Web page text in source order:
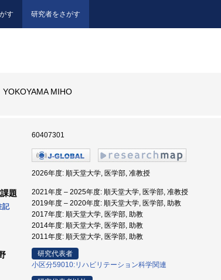
す 研究者をさがす
YOKOYAMA MIHO
60407301
2026年度: 順天堂大学, 医学部, 准教授
題
記
2021年度 – 2025年度: 順天堂大学, 医学部, 准教授
2019年度 – 2020年度: 順天堂大学, 医学部, 助教
2017年度: 順天堂大学, 医学部, 助教
2014年度: 順天堂大学, 医学部, 助教
2011年度: 順天堂大学, 医学部, 助教
研究代表者
小区分59010:リハビリテーション科学関連